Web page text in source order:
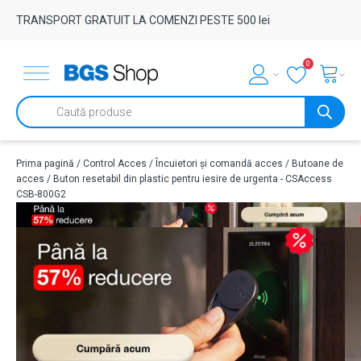
TRANSPORT GRATUIT LA COMENZI PESTE 500 lei
0
Products
search
Prima pagină / Control Acces / Încuietori și comandă acces / Butoane de
acces / Buton resetabil din plastic pentru iesire de urgenta - CSAccess
CSB-800G2